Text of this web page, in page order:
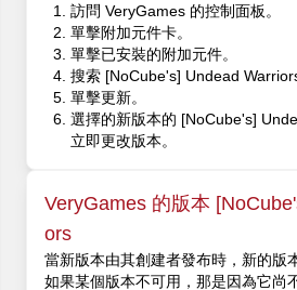
訪問 VeryGames 的控制面板。
單擊附加元件卡。
單擊已安裝的附加元件。
搜索 [NoCube's] Undead
單擊更新。
選擇的新版本的 [NoCube's]
立即更改版本。
VeryGames 的版本
ors
當新版本由其創建者發布時，新的版
如果某個版本不可用，那是因為它尚